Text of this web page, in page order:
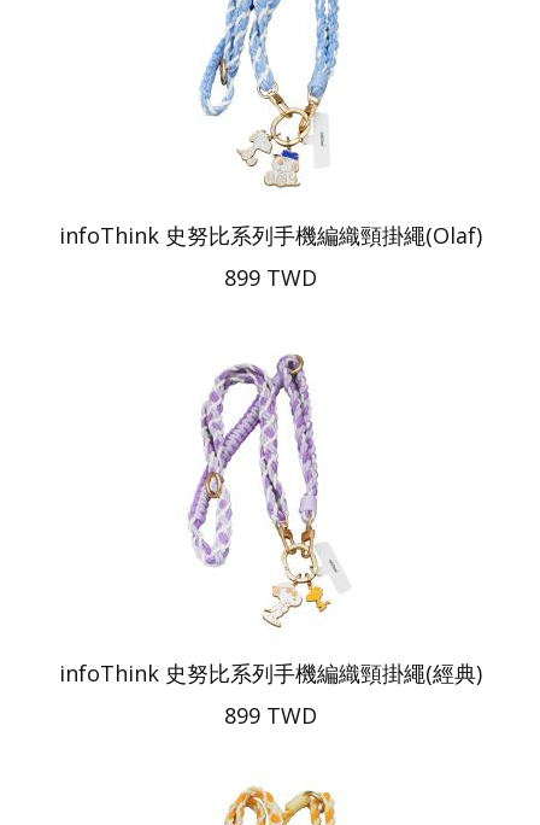
infoThink 史努比系列手機編織頸掛繩(Olaf)
899 TWD
infoThink 史努比系列手機編織頸掛繩(經典)
899 TWD